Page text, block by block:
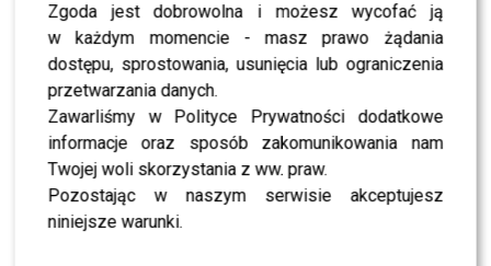
Zgoda jest dobrowolna i możesz wycofać ją
w każdym momencie - masz prawo żądania
dostępu, sprostowania, usunięcia lub ograniczenia
przetwarzania danych.
Zawarliśmy w Polityce Prywatności dodatkowe
informacje oraz sposób zakomunikowania nam
Twojej woli skorzystania z ww. praw.
Pozostając w naszym serwisie akceptujesz
niniejsze warunki.
Okazuje się, że Pałac Prezydencki, po dziesięciu latach
nieprzerwanego użytkowania przez poprzednią parę
prezydencką, wymaga gruntownego odświeżenia i
remontu. Jak w “Gościu Wydarzeń” podkreślił były
prezydentAndrzej Duda:
Powiedzmy sobie
szczerze, po 10 latach